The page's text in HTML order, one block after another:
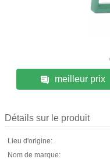
meilleur prix
Détails sur le produit
Lieu d'origine:
Nom de marque: